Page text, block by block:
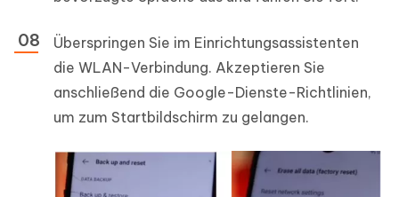
Überspringen Sie im Einrichtungsassistenten
die WLAN-Verbindung. Akzeptieren Sie
anschließend die Google-Dienste-Richtlinien,
um zum Startbildschirm zu gelangen.